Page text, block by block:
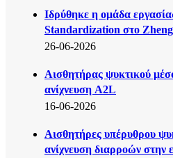
Ιδρύθηκε η ομάδα
Standardization στο
26-06-2026
Αισθητήρας ψυκτικού
ανίχνευση A2L
16-06-2026
Αισθητήρες υπέρυθρου
ανίχνευση διαρροών στην